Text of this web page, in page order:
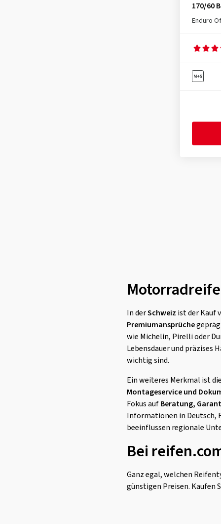
170/60
Enduro
In derSchweiz ist der Kauf
Premiumansprüche
wie Michelin, Pirelli oder
Lebensdauer und präzises
wichtig sind.
Ein weiteres Merkmal ist
Montageservice und
Fokus aufBeratung,
Informationen in Deutsch,
beeinflussen regionale
Bei
Ganz egal, welchen
günstigen Preisen. Kaufen